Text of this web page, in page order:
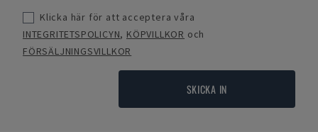
Klicka här för att acceptera våra
INTEGRITETSPOLICYN, KÖPVILLKOR och
FÖRSÄLJNINGSVILLKOR
SKICKA IN